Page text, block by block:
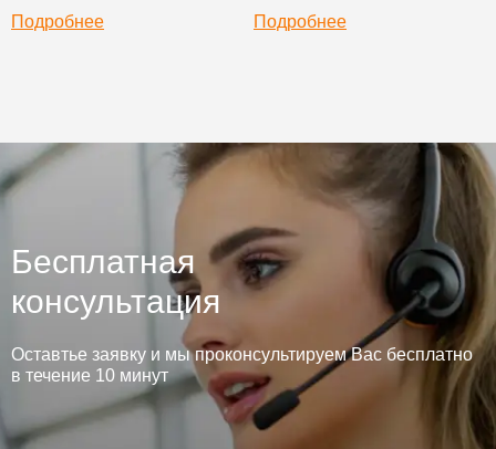
Подробнее
Подробнее
Бесплатная
консультация
Оставтье заявку и мы проконсультируем Вас бесплатно
в течение 10 минут